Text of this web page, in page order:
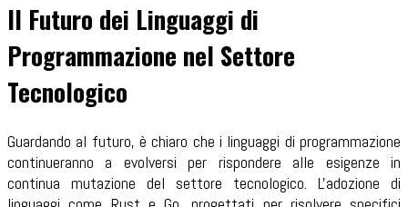
Il Futuro dei Linguaggi di
Programmazione nel Settore
Tecnologico
Guardando al futuro, è chiaro che i linguaggi di programmazione
continueranno a evolversi per rispondere alle esigenze in
continua mutazione del settore tecnologico. L'adozione di